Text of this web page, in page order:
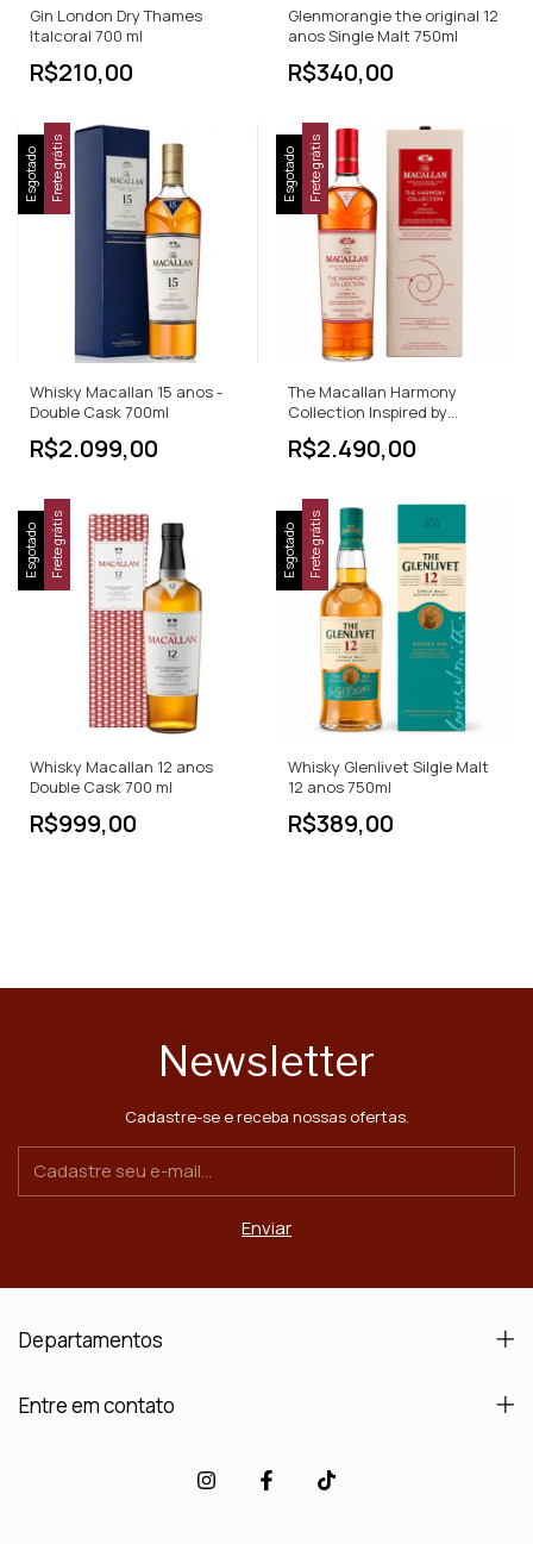
Gin London Dry Thames
Italcoral 700 ml
R$210,00
Glenmorangie the original 12
anos Single Malt 750ml
R$340,00
Esgotado Frete grátis
Whisky Macallan 15 anos -
Double Cask 700ml
R$2.099,00
Esgotado Frete grátis
The Macallan Harmony
Collection Inspired by
R$2.490,00
Esgotado Frete grátis
Whisky Macallan 12 anos
Double Cask 700 ml
R$999,00
Esgotado Frete grátis
Whisky Glenlivet Silgle Malt
12 anos 750ml
R$389,00
Newsletter
Cadastre-se e receba nossas ofertas.
Departamentos
Entre em contato